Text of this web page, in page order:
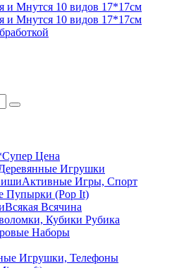
Цена
Игрушки
Активные Игры, Спорт
Пупырки (Pop It)
Всякая Всячина
Кубики Рубика
Наборы
Игрушки, Телефоны